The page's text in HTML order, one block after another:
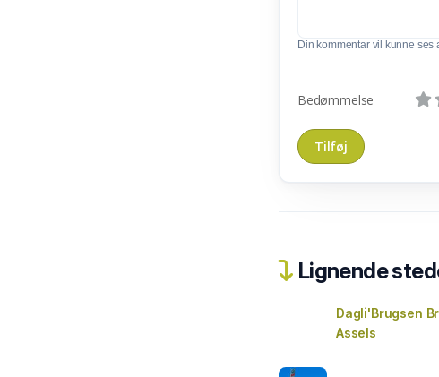
Din kommentar vil kunne ses
Bedømmelse
Lignende
Dagli'Brugsen
Assels